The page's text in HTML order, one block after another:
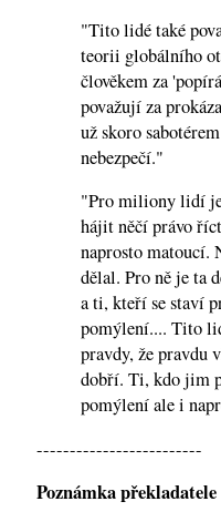
"Tito lidé také
teorii globálního
člověkem za
považují za
už skoro
nebezpečí."
"Pro miliony lidí
hájit něčí právo
naprosto matoucí.
dělal. Pro ně je ta
a ti, kteří se staví
pomýlení.... Tito
pravdy, že pravdu
dobří. Ti, kdo jim
pomýlení ale i
-------------------------
Poznámka překladatele